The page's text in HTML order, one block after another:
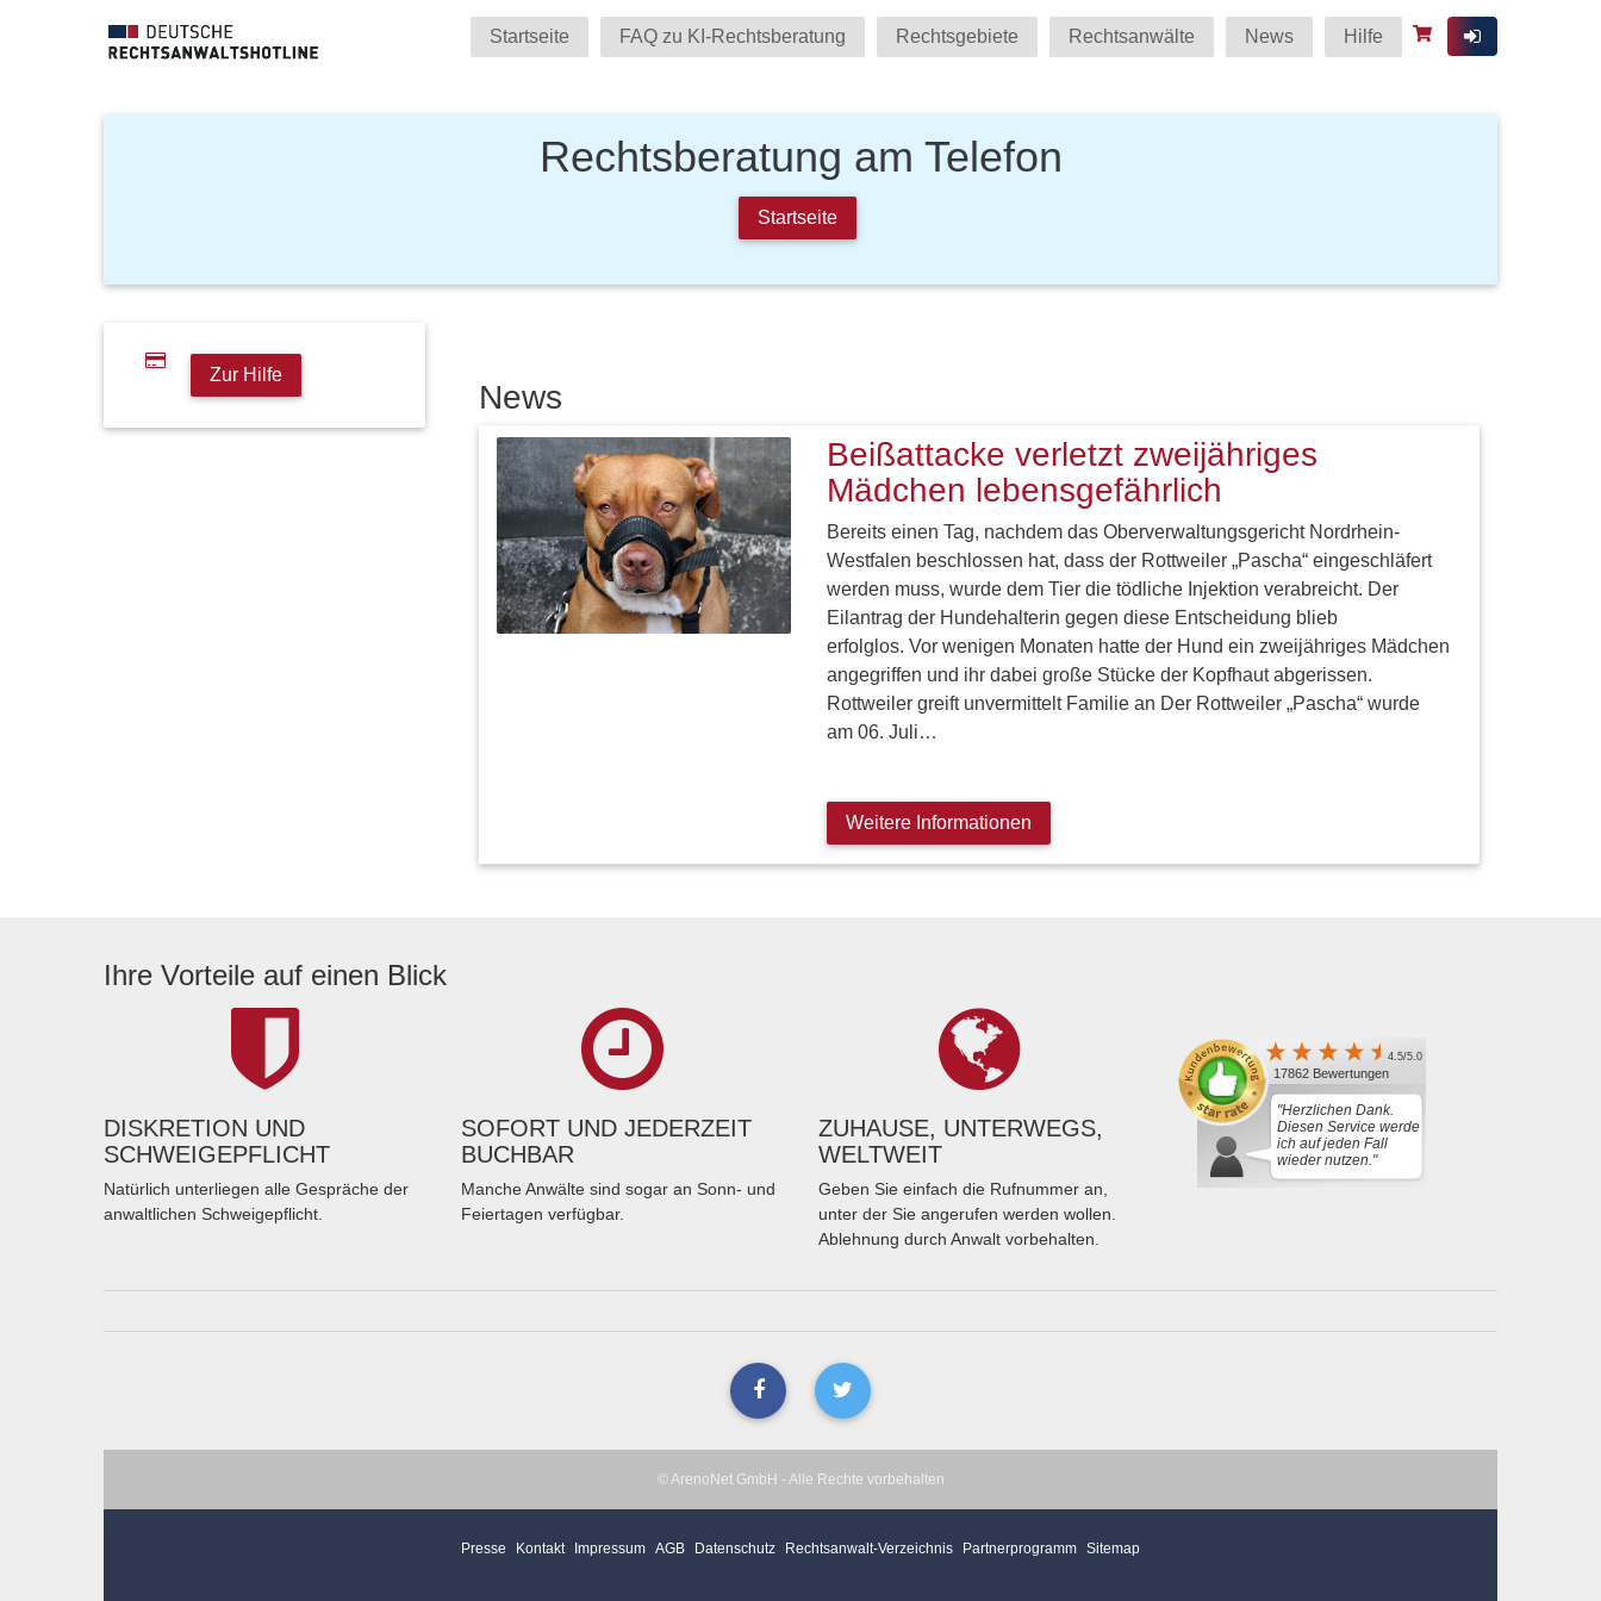
Startseite FAQ zu KI-Rechtsberatung Rechtsgebiete Rechtsanwälte News Hilfe
Rechtsberatung am Telefon
Startseite
Zur Hilfe
News
Beißattacke verletzt zweijähriges
Mädchen lebensgefährlich
Bereits einen Tag, nachdem das Oberverwaltungsgericht Nordrhein-
Westfalen beschlossen hat, dass der Rottweiler „Pascha“ eingeschläfert
werden muss, wurde dem Tier die tödliche Injektion verabreicht. Der
Eilantrag der Hundehalterin gegen diese Entscheidung blieb
erfolglos. Vor wenigen Monaten hatte der Hund ein zweijähriges Mädchen
angegriffen und ihr dabei große Stücke der Kopfhaut abgerissen.
Rottweiler greift unvermittelt Familie an Der Rottweiler „Pascha“ wurde
am 06. Juli…
Weitere Informationen
Ihre Vorteile auf einen Blick
DISKRETION UND
SCHWEIGEPFLICHT
Natürlich unterliegen alle Gespräche der
anwaltlichen Schweigepflicht.
SOFORT UND JEDERZEIT
BUCHBAR
Manche Anwälte sind sogar an Sonn- und
Feiertagen verfügbar.
ZUHAUSE, UNTERWEGS,
WELTWEIT
Geben Sie einfach die Rufnummer an,
unter der Sie angerufen werden wollen.
Ablehnung durch Anwalt vorbehalten.
4.5/5.0
17862 Bewertungen
"Herzlichen Dank.
Diesen Service werde
ich auf jeden Fall
wieder nutzen."
© ArenoNet GmbH - Alle Rechte vorbehalten
Presse Kontakt Impressum AGB Datenschutz Rechtsanwalt-Verzeichnis Partnerprogramm Sitemap